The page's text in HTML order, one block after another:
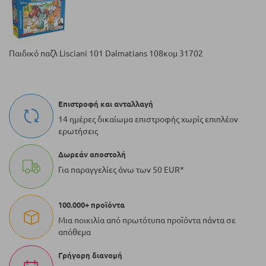
Παιδικό παζλ Lisciani 101 Dalmatians 108κομ 31702
Επιστροφή και ανταλλαγή
14 ημέρες δικαίωμα επιστροφής χωρίς επιπλέον
ερωτήσεις
Δωρεάν αποστολή
Για παραγγελίες άνω των 50 EUR*
100.000+ προϊόντα
Μια ποικιλία από πρωτότυπα προϊόντα πάντα σε
απόθεμα
Γρήγορη διανομή